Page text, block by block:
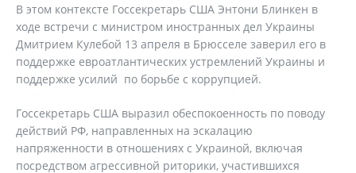
В этом контексте Госсекретарь США Энтони Блинкен в
ходе встречи с министром иностранных дел Украины
Дмитрием Кулебой 13 апреля в Брюсселе заверил его в
поддержке евроатлантических устремлений Украины и
поддержке усилий по борьбе с коррупцией.
Госсекретарь США выразил обеспокоенность по поводу
действий РФ, направленных на эскалацию
напряженности в отношениях с Украиной, включая
посредством агрессивной риторики, участившихся